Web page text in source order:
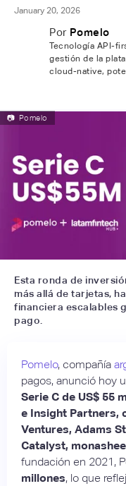
January 20, 2026
Por Pomelo
Tecnología API-
gestión de la
cloud-native,
📷 Pomelo
Esta ronda de
más allá de tarjetas,
financiera escalables
pago.
Pomelo, compañía
pagos, anunció hoy
Serie C de US$ 55
e Insight Partners,
Ventures, Adams
Catalyst,
fundación en 2021,
millones, lo que